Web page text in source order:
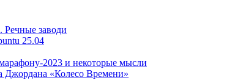
заводи
25.04
2023 и некоторые мысли
Джордана «Колесо Времени»